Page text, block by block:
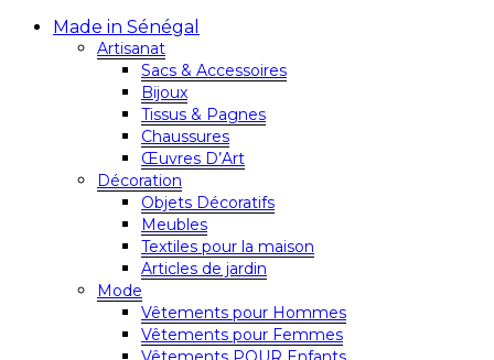
Made in Sénégal
Artisanat
Sacs & Accessoires
Bijoux
Tissus & Pagnes
Chaussures
Œuvres D’Art
Décoration
Objets Décoratifs
Meubles
Textiles pour la maison
Articles de jardin
Mode
Vêtements pour Hommes
Vêtements pour Femmes